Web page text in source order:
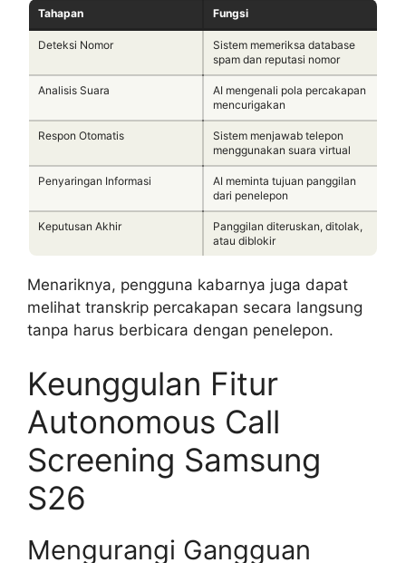
Tahapan Fungsi
Deteksi Nomor
Sistem memeriksa database
spam dan reputasi nomor
Analisis Suara
AI mengenali pola percakapan
mencurigakan
Respon Otomatis
Sistem menjawab telepon
menggunakan suara virtual
Penyaringan Informasi
AI meminta tujuan panggilan
dari penelepon
Keputusan Akhir
Panggilan diteruskan, ditolak,
atau diblokir
Menariknya, pengguna kabarnya juga dapat
melihat transkrip percakapan secara langsung
tanpa harus berbicara dengan penelepon.
Keunggulan Fitur
Autonomous Call
Screening Samsung
S26
Mengurangi Gangguan